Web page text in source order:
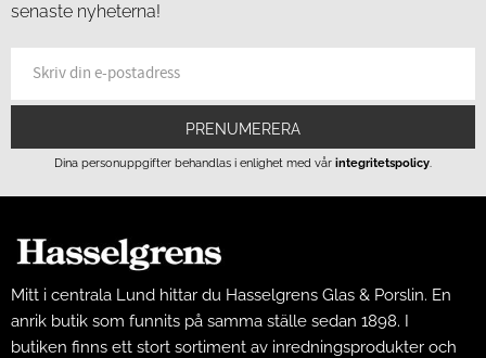
senaste nyheterna!
PRENUMERERA
Dina personuppgifter behandlas i enlighet med vår integritetspolicy
Mitt i centrala Lund hittar du Hasselgrens Glas & Porslin. En
anrik butik som funnits på samma ställe sedan 1898. I
butiken finns ett stort sortiment av inredningsprodukter och